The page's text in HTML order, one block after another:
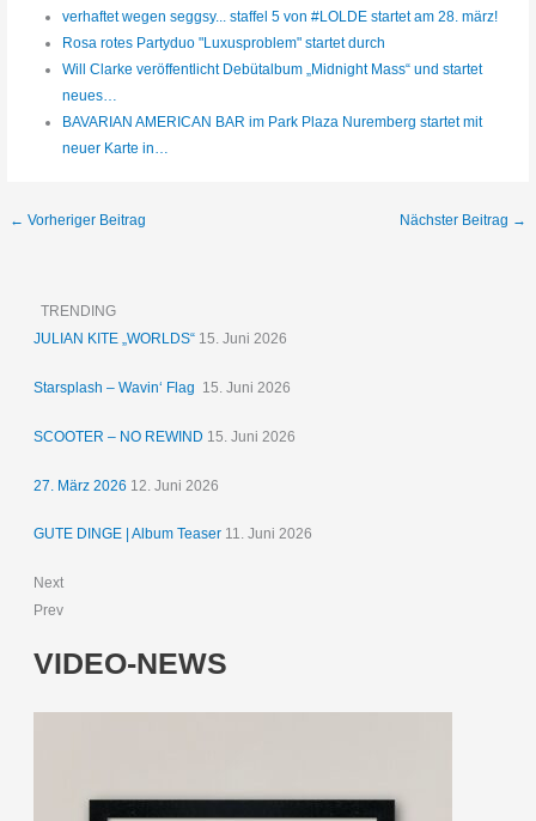
verhaftet wegen seggsy... staffel 5 von #LOLDE startet am 28. märz!
Rosa rotes Partyduo "Luxusproblem" startet durch
Will Clarke veröffentlicht Debütalbum „Midnight Mass“ und startet
neues…
BAVARIAN AMERICAN BAR im Park Plaza Nuremberg startet mit
neuer Karte in…
← Vorheriger Beitrag Nächster Beitrag →
TRENDING
JULIAN KITE „WORLDS“ 15. Juni 2026
Starsplash – Wavin‘ Flag 15. Juni 2026
SCOOTER – NO REWIND 15. Juni 2026
27. März 2026 12. Juni 2026
GUTE DINGE | Album Teaser 11. Juni 2026
Next
Prev
VIDEO-NEWS